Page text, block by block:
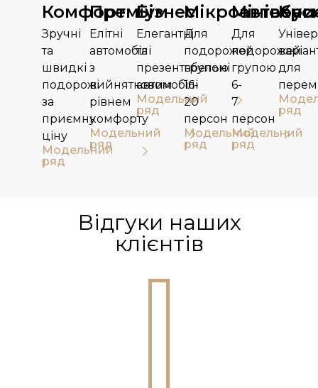
Комфорт
Зручні
та
швидкі
подорожі
за
приємну
ціну
Модельний
ряд
Преміум
Елітні
автомобілі
з
вийнятковим
рівнем
комфорту
Модельний
ряд
Бізнес
Елегантні
та
презентабельні
автомобілі
Модельний
ряд
Для
подорожей
групою
16-
20
персон​
Модельний
ряд
Мінівени
Для
подорожей
групою
6-
7
персон
Модельний
ряд
для
ряд
Відгуки наших
клієнтів